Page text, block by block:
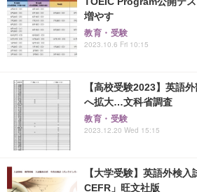
増やす
教育・受験
2023.10.6 Fri 10:15
【高校受験2023】英語
へ拡大…文科省調査
教育・受験
2023.12.20 Wed 15:15
【大学受験】英語外検
CEFR」旺文社版